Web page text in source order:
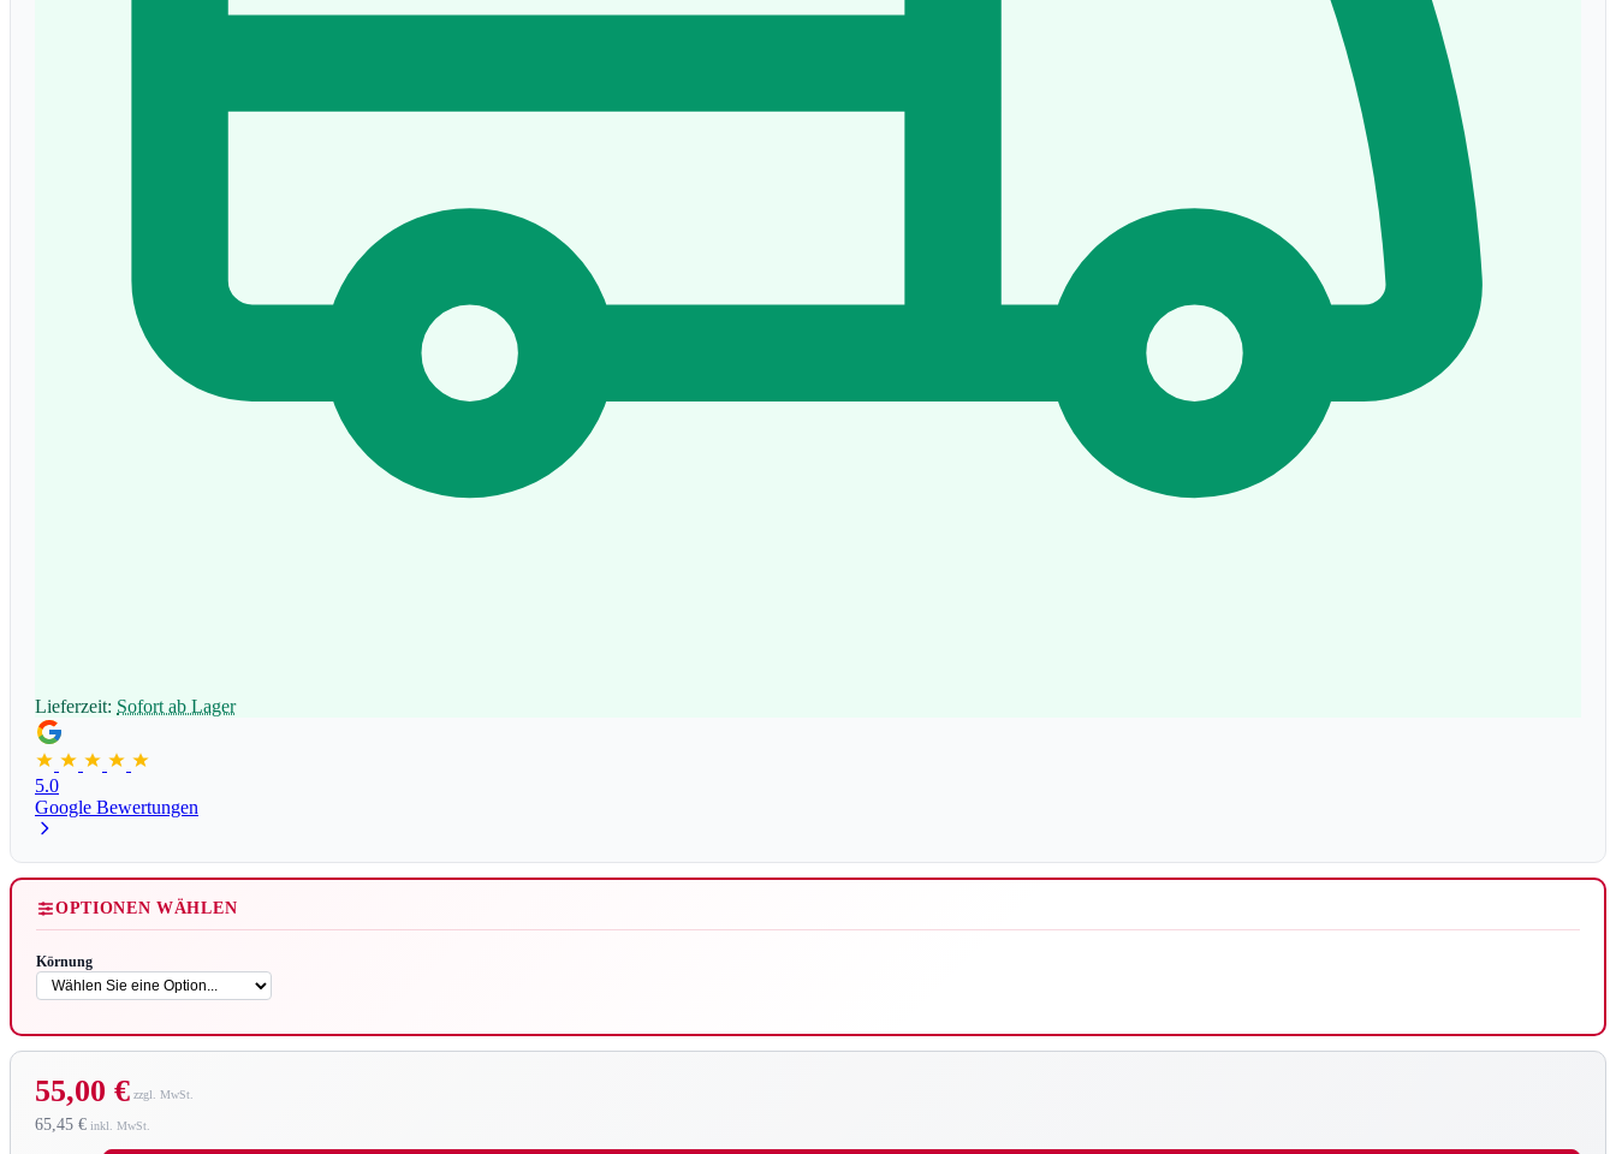
Lieferzeit: Sofort ab Lager
5.0
Google Bewertungen
OPTIONEN WÄHLEN
Körnung
65,45 €
55,00 €